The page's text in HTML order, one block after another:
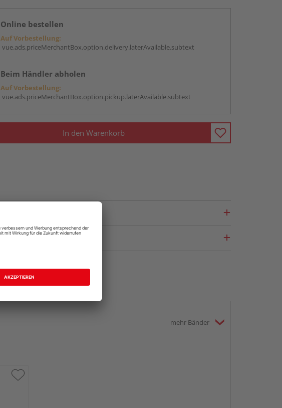
Online bestellen
Auf Vorbestellung:
vue.ads.priceMerchantBox.option.delivery.laterAvailable.subtext
Beim Händler abholen
Auf Vorbestellung:
vue.ads.priceMerchantBox.option.pickup.laterAvailable.subtext
In den Warenkorb
mehr Bänder